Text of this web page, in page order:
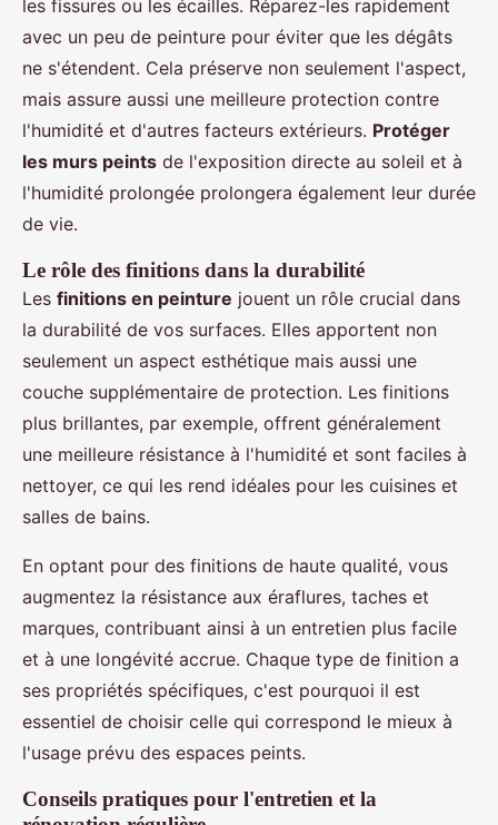
les fissures ou les écailles. Réparez-les rapidement
avec un peu de peinture pour éviter que les dégâts
ne s'étendent. Cela préserve non seulement l'aspect,
mais assure aussi une meilleure protection contre
l'humidité et d'autres facteurs extérieurs. Protéger
les murs peints de l'exposition directe au soleil et à
l'humidité prolongée prolongera également leur durée
de vie.
Le rôle des finitions dans la durabilité
Les finitions en peinture jouent un rôle crucial dans
la durabilité de vos surfaces. Elles apportent non
seulement un aspect esthétique mais aussi une
couche supplémentaire de protection. Les finitions
plus brillantes, par exemple, offrent généralement
une meilleure résistance à l'humidité et sont faciles à
nettoyer, ce qui les rend idéales pour les cuisines et
salles de bains.
En optant pour des finitions de haute qualité, vous
augmentez la résistance aux éraflures, taches et
marques, contribuant ainsi à un entretien plus facile
et à une longévité accrue. Chaque type de finition a
ses propriétés spécifiques, c'est pourquoi il est
essentiel de choisir celle qui correspond le mieux à
l'usage prévu des espaces peints.
Conseils pratiques pour l'entretien et la